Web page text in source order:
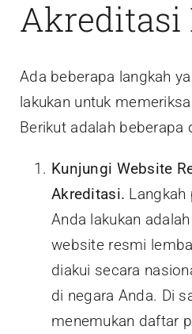
Akreditasi
Ada beberapa langkah
lakukan untuk
Berikut adalah beberapa
Kunjungi Website
Akreditasi.
Anda lakukan
website resmi
diakui secara
di negara Anda. Di
menemukan daftar